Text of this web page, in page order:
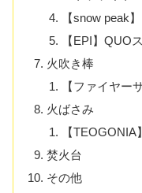
【snow peak
【EPI】QUO
火吹き棒
【ファイヤー
火ばさみ
【
焚火台
その他